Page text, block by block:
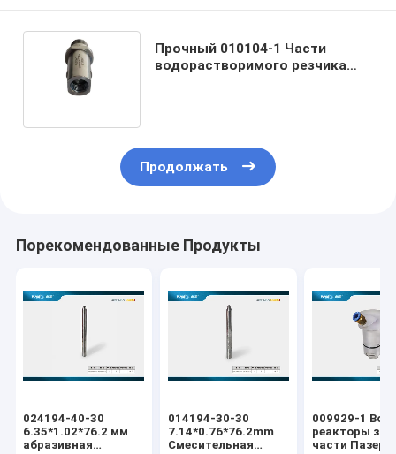
Прочный 010104-1 Части
водорастворимого резчика
Продолжать
Порекомендованные Продукты
024194-40-30
6.35*1.02*76.2 мм
абразивная
014194-30-30
7.14*0.76*76.2mm
Смесительная
009929-1
реакторы
части Пазер 3